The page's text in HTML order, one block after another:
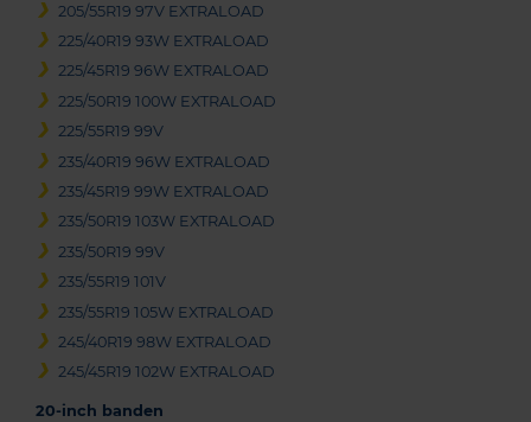
205/55R19 97V EXTRALOAD
225/40R19 93W EXTRALOAD
225/45R19 96W EXTRALOAD
225/50R19 100W EXTRALOAD
225/55R19 99V
235/40R19 96W EXTRALOAD
235/45R19 99W EXTRALOAD
235/50R19 103W EXTRALOAD
235/50R19 99V
235/55R19 101V
235/55R19 105W EXTRALOAD
245/40R19 98W EXTRALOAD
245/45R19 102W EXTRALOAD
20-inch banden